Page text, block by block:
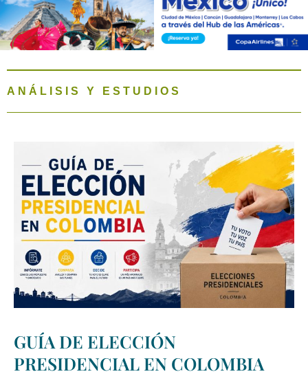
ANÁLISIS Y ESTUDIOS
GUÍA DE ELECCIÓN
PRESIDENCIAL EN COLOMBIA